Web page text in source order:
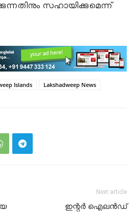
സഹായിക്കുമെന്ന്
Islands Lakshadweep News
Next article
ഇന്റർ ഐലൻഡ്